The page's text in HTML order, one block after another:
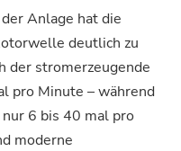
Anlage hat die
deutlich zu
der stromerzeugende
pro Minute – während
6 bis 40 mal pro
moderne